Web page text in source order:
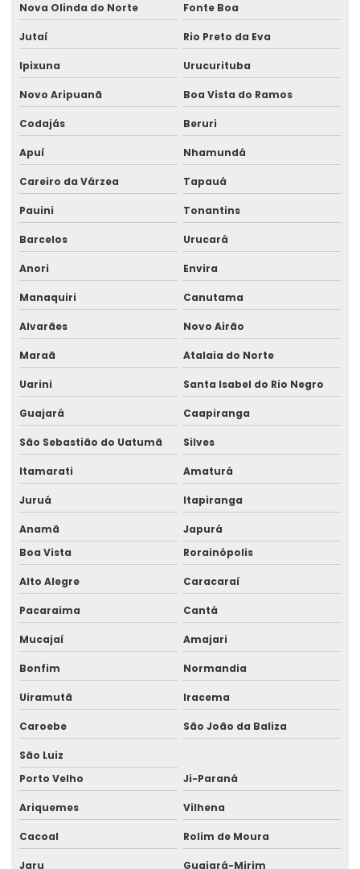
Manutenção De Sistemas Eletromecânicos
Manutenção De Talha Em Ponte Rolante
Manutenção Em Ponte Rolante
Manutenção Preventiva Em Ponte Rolante
Modernização De Painéis Elétricos
Monovia Personalizada Para Transporte De Materiais
Monovias Para Movimentação De Cargas
Montagem De Painéis Industriais
Montagem De Semipórtico Rolante
Montagem De Subestações
Montagem Rápida De Braço Giratório Brevil
Movimentação Simples Com Monovias
Pega Bobina De Arame Para Içamento
Pega Chapa Para Manuseio De Cargas
Pega Chapas E Vigas Para Construção
Pega Viga Para Elevação Em Rondônia
Ponte Rolante Biviga
Ponte Rolante Brevil
Ponte Rolante Com Controle Remoto
Ponte Rolante De Carga Até 16 Toneladas
Ponte Rolante Monoviga
Ponte Rolante Personalizada Para Carga
Pontes Rolantes Para Indústrias
Pórtico Rolante Com Controle Remoto
Nova Olinda do Norte Fonte Boa
Jutaí Rio Preto da Eva
Ipixuna Urucurituba
Novo Aripuanã Boa Vista do Ramos
Codajás Beruri
Apuí Nhamundá
Careiro da Várzea Tapauá
Pauini Tonantins
Barcelos Urucará
Anori Envira
Manaquiri Canutama
Alvarães Novo Airão
Maraã Atalaia do Norte
Uarini Santa Isabel do Rio Negro
Guajará Caapiranga
São Sebastião do Uatumã Silves
Itamarati Amaturá
Juruá Itapiranga
Anamã
Japurá
Boa Vista
Rorainópolis
Alto Alegre Caracaraí
Pacaraima Cantá
Mucajaí Amajari
Bonfim Normandia
Uiramutã Iracema
Caroebe São João da Baliza
São Luiz
Porto Velho
Ji-Paraná
Ariquemes Vilhena
Cacoal Rolim de Moura
Jaru Guajará-Mirim